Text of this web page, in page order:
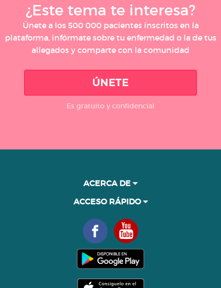
¿Este tema te interesa?
Únete a los 500 000 pacientes inscritos en la
plataforma, infórmate sobre tu enfermedad o la de tus
allegados y comparte con la comunidad
ÚNETE
Es gratuito y confidencial
ACERCA DE
ACCESO RÁPIDO